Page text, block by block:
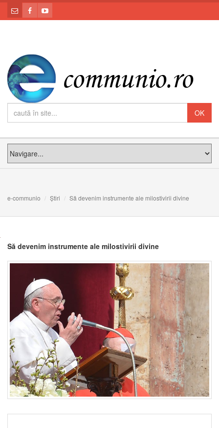
e-communio Știri Să devenim instrumente ale milostivirii divine
Să devenim instrumente ale milostivirii divine